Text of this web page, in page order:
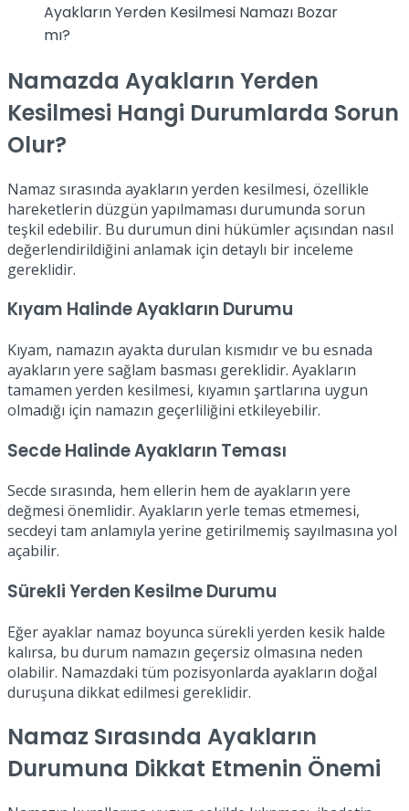
Ayakların Yerden Kesilmesi Namazı Bozar
mı?
Namazda Ayakların Yerden
Kesilmesi Hangi Durumlarda Sorun
Olur?
Namaz sırasında ayakların yerden kesilmesi, özellikle
hareketlerin düzgün yapılmaması durumunda sorun
teşkil edebilir. Bu durumun dini hükümler açısından nasıl
değerlendirildiğini anlamak için detaylı bir inceleme
gereklidir.
Kıyam Halinde Ayakların Durumu
Kıyam, namazın ayakta durulan kısmıdır ve bu esnada
ayakların yere sağlam basması gereklidir. Ayakların
tamamen yerden kesilmesi, kıyamın şartlarına uygun
olmadığı için namazın geçerliliğini etkileyebilir.
Secde Halinde Ayakların Teması
Secde sırasında, hem ellerin hem de ayakların yere
değmesi önemlidir. Ayakların yerle temas etmemesi,
secdeyi tam anlamıyla yerine getirilmemiş sayılmasına yol
açabilir.
Sürekli Yerden Kesilme Durumu
Eğer ayaklar namaz boyunca sürekli yerden kesik halde
kalırsa, bu durum namazın geçersiz olmasına neden
olabilir. Namazdaki tüm pozisyonlarda ayakların doğal
duruşuna dikkat edilmesi gereklidir.
Namaz Sırasında Ayakların
Durumuna Dikkat Etmenin Önemi